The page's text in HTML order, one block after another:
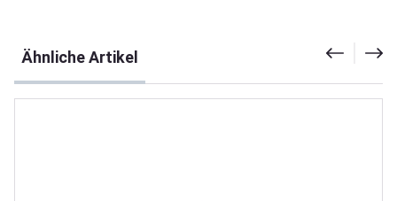
Ähnliche Artikel